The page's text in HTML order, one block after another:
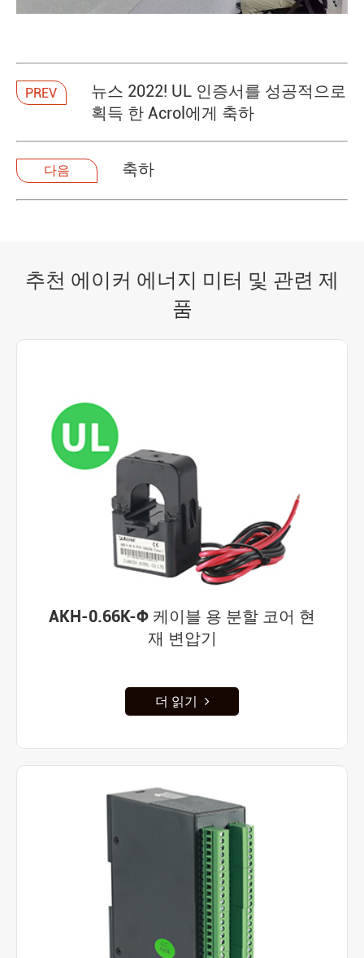
PREV
뉴스 2022! UL 인증서를 성공적으로
획득 한 Acrol에게 축하
다음 축하
추천 에이커 에너지 미터 및 관련 제
품
AKH-0.66K-Φ 케이블 용 분할 코어 현
재 변압기
더 읽기